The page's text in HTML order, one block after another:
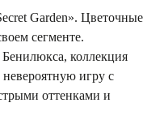
Garden». Цветочные
сегменте.
коллекция
невероятную игру с
оттенками и